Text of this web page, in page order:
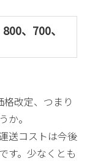
、700、
改定、つまり
か。
送コストは今後
す。少なくとも